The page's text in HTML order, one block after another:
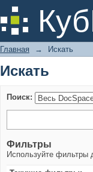
Искать
Главная → Искать
Искать
Поиск:
Фильтры
Используйте фильтры